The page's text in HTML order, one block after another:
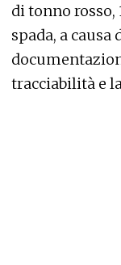
di tonno rosso,
spada, a causa
tracciabilità e